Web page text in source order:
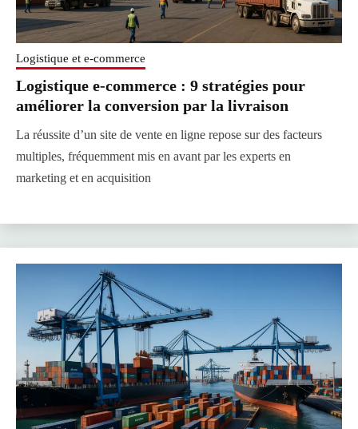
Logistique et e-commerce
Logistique e-commerce : 9 stratégies pour
améliorer la conversion par la livraison
La réussite d’un site de vente en ligne repose sur des facteurs
multiples, fréquemment mis en avant par les experts en
marketing et en acquisition